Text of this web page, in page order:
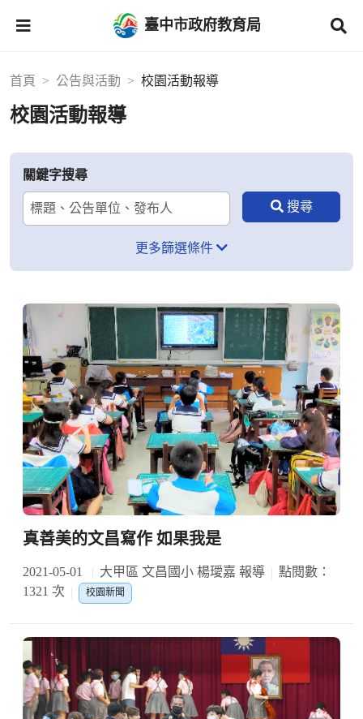
臺中市政府教育局
首頁 公告與活動 校園活動報導
校園活動報導
關鍵字搜尋
更多篩選條件
真善美的文昌寫作 如果我是
2021-05-01 大甲區 文昌國小 楊璦嘉 報導
點閱數：
1321 次
校園新聞